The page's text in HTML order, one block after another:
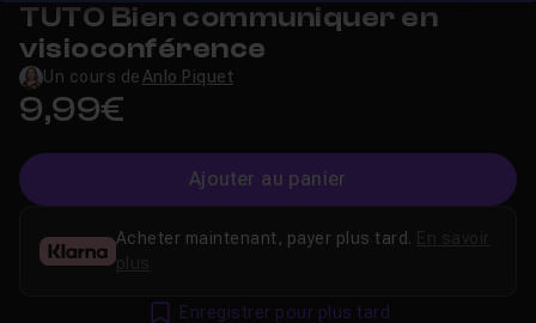
TUTO Bien communiquer en
visioconférence
Un cours de Anlo Piquet
9,99€
Ajouter au panier
Acheter maintenant, payer plus tard.
plus
Enregistrer pour plus tard